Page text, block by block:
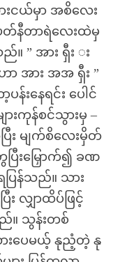
ငယ်မှာ အစိလေး
တ်နီတာရဲလေးထဲမှ
။ ” အား ရှီး း
အား အအ ရှီး ”
းနေရင်း ပေါင်
းကုန်စင်သွားမှ –
ြီး မျက်စိလေးမှိတ်
ြီးမြှောက်၍ ခဏ
ပြန်သည်။ သား
လျှာထိပ်ဖြင့်
။ သွန်းတစ်
ားပေမယ့် နုညံ့တဲ့ နု